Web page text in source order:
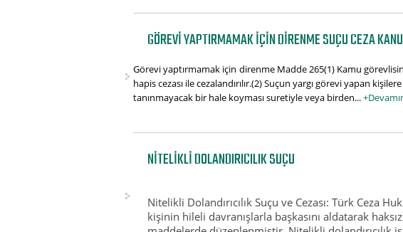
GÖREVI YAPTIRMAMAK IÇIN DIRENME SUÇU CEZA
Görevi yaptırmamak için direnme Madde 265(1) Kamu
hapis cezası ile cezalandırılır.(2) Suçun yargı görevi yapan
tanınmayacak bir hale koyması suretiyle veya birden...
NITELIKLI DOLANDIRICILIK SUÇU
Nitelikli Dolandırıcılık Suçu ve Cezası: Türk Ceza
kişinin hileli davranışlarla başkasını aldatarak